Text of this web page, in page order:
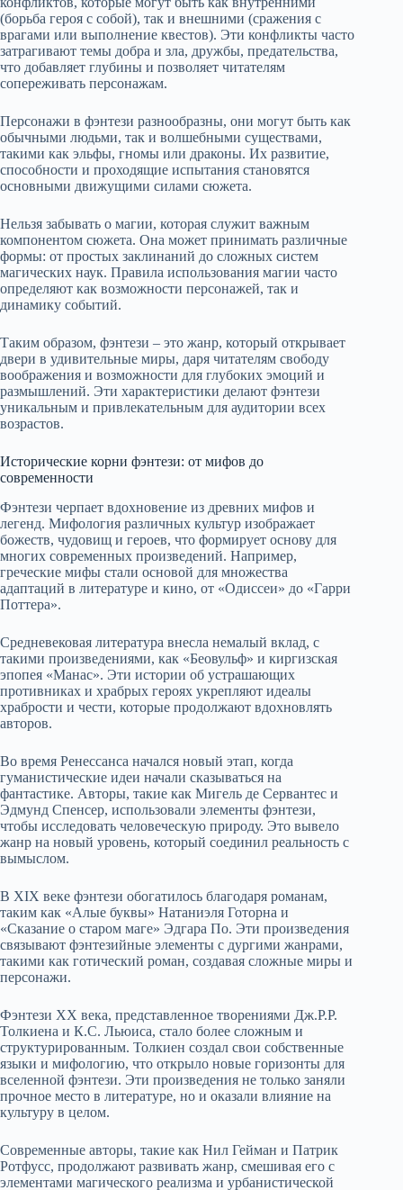
(борьба героя с собой), так и внешними (сражения с
врагами или выполнение квестов). Эти конфликты часто
затрагивают темы добра и зла, дружбы, предательства,
что добавляет глубины и позволяет читателям
сопереживать персонажам.
Персонажи в фэнтези разнообразны, они могут быть как
обычными людьми, так и волшебными существами,
такими как эльфы, гномы или драконы. Их развитие,
способности и проходящие испытания становятся
основными движущими силами сюжета.
Нельзя забывать о магии, которая служит важным
компонентом сюжета. Она может принимать различные
формы: от простых заклинаний до сложных систем
магических наук. Правила использования магии часто
определяют как возможности персонажей, так и
динамику событий.
Таким образом, фэнтези – это жанр, который открывает
двери в удивительные миры, даря читателям свободу
воображения и возможности для глубоких эмоций и
размышлений. Эти характеристики делают фэнтези
уникальным и привлекательным для аудитории всех
возрастов.
Исторические корни фэнтези: от мифов до
современности
Фэнтези черпает вдохновение из древних мифов и
легенд. Мифология различных культур изображает
божеств, чудовищ и героев, что формирует основу для
многих современных произведений. Например,
греческие мифы стали основой для множества
адаптаций в литературе и кино, от «Одиссеи» до «Гарри
Поттера».
Средневековая литература внесла немалый вклад, с
такими произведениями, как «Беовульф» и киргизская
эпопея «Манас». Эти истории об устрашающих
противниках и храбрых героях укрепляют идеалы
храбрости и чести, которые продолжают вдохновлять
авторов.
Во время Ренессанса начался новый этап, когда
гуманистические идеи начали сказываться на
фантастике. Авторы, такие как Мигель де Сервантес и
Эдмунд Спенсер, использовали элементы фэнтези,
чтобы исследовать человеческую природу. Это вывело
жанр на новый уровень, который соединил реальность с
вымыслом.
В XIX веке фэнтези обогатилось благодаря романам,
таким как «Алые буквы» Натаниэля Готорна и
«Сказание о старом маге» Эдгара По. Эти произведения
связывают фэнтезийные элементы с дургими жанрами,
такими как готический роман, создавая сложные миры и
персонажи.
Фэнтези ХХ века, представленное творениями Дж.Р.Р.
Толкиена и К.С. Льюиса, стало более сложным и
структурированным. Толкиен создал свои собственные
языки и мифологию, что открыло новые горизонты для
вселенной фэнтези. Эти произведения не только заняли
прочное место в литературе, но и оказали влияние на
культуру в целом.
Современные авторы, такие как Нил Гейман и Патрик
Ротфусс, продолжают развивать жанр, смешивая его с
элементами магического реализма и урбанистической